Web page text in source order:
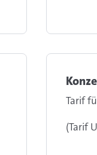
Tarif
(Tarif